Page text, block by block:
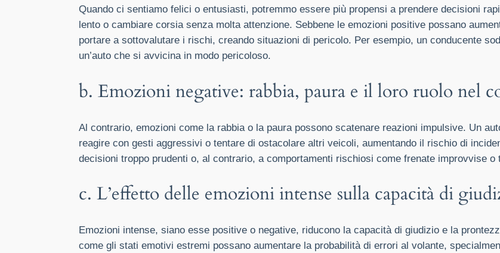
Quando ci sentiamo felici o entusiasti, potremmo essere più propensi a prendere decisioni
lento o cambiare corsia senza molta attenzione. Sebbene le emozioni positive possano
portare a sottovalutare i rischi, creando situazioni di pericolo. Per esempio, un conducente
un’auto che si avvicina in modo pericoloso.
b. Emozioni negative: rabbia, paura e il loro ruolo nel
Al contrario, emozioni come la rabbia o la paura possono scatenare reazioni impulsive. Un
reagire con gesti aggressivi o tentare di ostacolare altri veicoli, aumentando il rischio di
decisioni troppo prudenti o, al contrario, a comportamenti rischiosi come frenate improvvise o
c. L’effetto delle emozioni intense sulla capacità di
Emozioni intense, siano esse positive o negative, riducono la capacità di giudizio e la
come gli stati emotivi estremi possano aumentare la probabilità di errori al volante,